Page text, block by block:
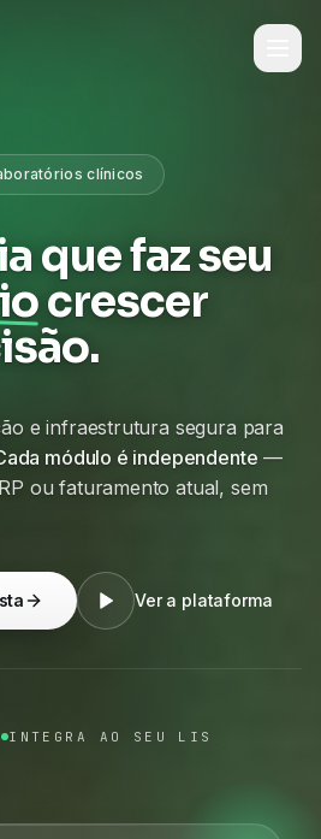
clínicos
que faz seu
crescer
e infraestrutura segura para
módulo é independente —
ou faturamento atual, sem
Ver a plataforma
INTEGRA AO SEU LIS